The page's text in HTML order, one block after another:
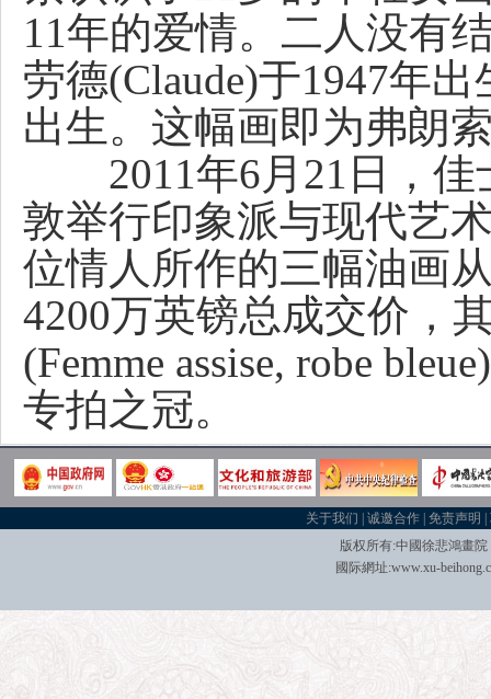
11年的爱情。二人没有
劳德(Claude)于1947年
出生。这幅画即为弗朗
2011年6月21日，佳
敦举行印象派与现代艺
位情人所作的三幅油画
4200万英镑总成交价，
(Femme assise, robe
专拍之冠。
关于我们 |诚邀合作 |免责声明 |
版权所有:中國徐悲鴻畫
國际網址:www.xu-